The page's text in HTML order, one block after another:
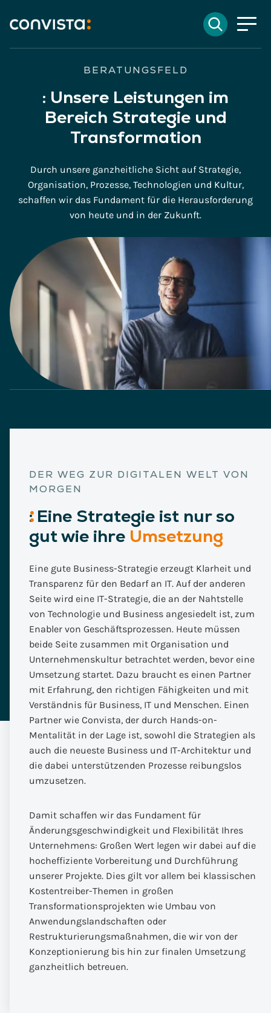
DE
Suchen
BERATUNGSFELD
: Unsere Leistungen im
Bereich Strategie und
Transformation
Durch unsere ganzheitliche Sicht auf Strategie,
Organisation, Prozesse, Technologien und Kultur,
schaffen wir das Fundament für die Herausforderung
von heute und in der Zukunft.
DER WEG ZUR DIGITALEN WELT VON
MORGEN
:Eine Strategie ist nur so
gut wie ihre Umsetzung
Eine gute Business-Strategie erzeugt Klarheit und
Transparenz für den Bedarf an IT. Auf der anderen
Seite wird eine IT-Strategie, die an der Nahtstelle
von Technologie und Business angesiedelt ist, zum
Enabler von Geschäftsprozessen. Heute müssen
beide Seite zusammen mit Organisation und
Unternehmenskultur betrachtet werden, bevor eine
Umsetzung startet. Dazu braucht es einen Partner
mit Erfahrung, den richtigen Fähigkeiten und mit
Verständnis für Business, IT und Menschen. Einen
Partner wie Convista, der durch Hands-on-
Mentalität in der Lage ist, sowohl die Strategien als
auch die neueste Business und IT-Architektur und
die dabei unterstützenden Prozesse reibungslos
umzusetzen.
Damit schaffen wir das Fundament für
Änderungsgeschwindigkeit und Flexibilität Ihres
Unternehmens: Großen Wert legen wir dabei auf die
hocheffiziente Vorbereitung und Durchführung
unserer Projekte. Dies gilt vor allem bei klassischen
Kostentreiber-Themen in großen
Transformationsprojekten wie Umbau von
Anwendungslandschaften oder
Restrukturierungsmaßnahmen, die wir von der
Konzeptionierung bis hin zur finalen Umsetzung
ganzheitlich betreuen.